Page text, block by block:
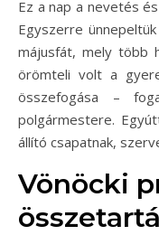
Ez a nap a nevetés
Egyszerre
májusfát, mely több
örömteli volt a
összefogása –
polgármestere.
állító csapatnak,
Vönöcki